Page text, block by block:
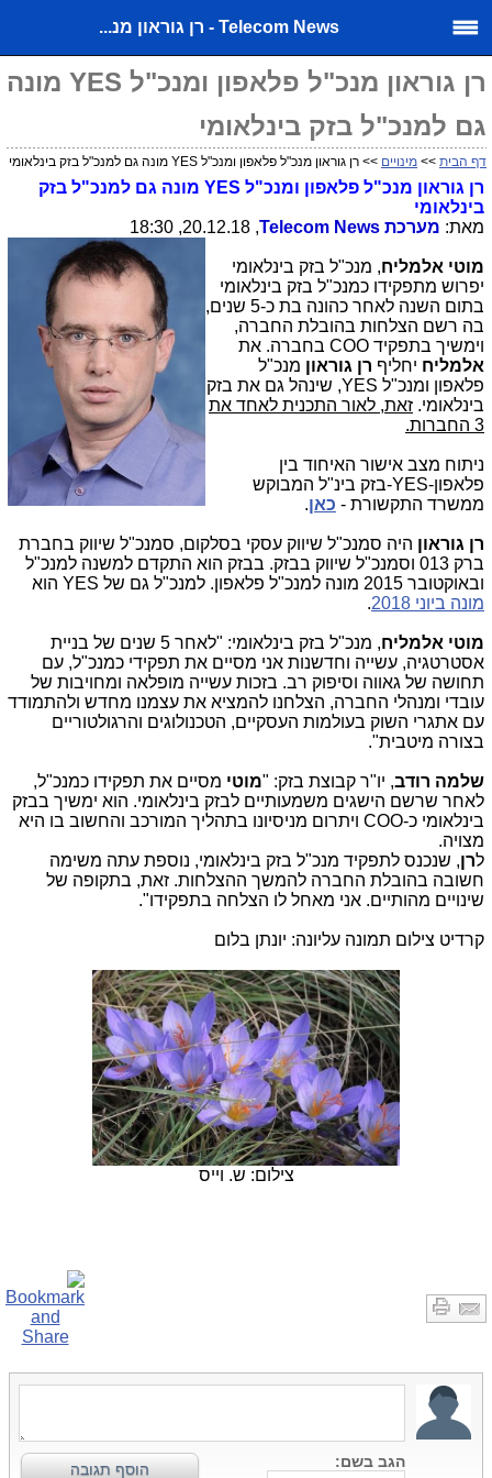
Telecom News - רן גוראון מנ...
רן גוראון מנכ"ל פלאפון ומנכ"ל YES מונה
גם למנכ"ל בזק בינלאומי
דף הבית >> מינויים >> רן גוראון מנכ"ל פלאפון ומנכ"ל YES מונה גם למנכ"ל בזק בינלאומי
רן גוראון מנכ"ל פלאפון ומנכ"ל YES מונה גם למנכ"ל בזק
בינלאומי
מאת: מערכת Telecom News
, 20.12.18, 18:30
מוטי אלמליח, מנכ"ל בזק בינלאומי
יפרוש מתפקידו כמנכ"ל בזק בינלאומי
בתום השנה לאחר כהונה בת כ-5 שנים,
בה רשם הצלחות בהובלת החברה,
וימשיך בתפקיד COO בחברה. את
אלמליח יחליף רן גוראון מנכ"ל
פלאפון ומנכ"ל YES, שינהל גם את בזק
בינלאומי. זאת, לאור התכנית לאחד את
3 החברות.
ניתוח מצב אישור האיחוד בין
פלאפון-YES-בזק בינ"ל המבוקש
ממשרד התקשורת - כאן.
רן גוראון היה סמנכ"ל שיווק עסקי בסלקום, סמנכ"ל שיווק בחברת
ברק 013 וסמנכ"ל שיווק בבזק. בבזק הוא התקדם למשנה למנכ"ל
ובאוקטובר 2015 מונה למנכ"ל פלאפון. למנכ"ל גם של
YES הוא
מונה ביוני 2018
.
מוטי אלמליח
, מנכ"ל בזק בינלאומי: "לאחר 5 שנים של בניית
אסטרטגיה, עשייה וחדשנות אני מסיים את תפקידי כמנכ"ל, עם
תחושה של גאווה וסיפוק רב. בזכות עשייה מופלאה ומחויבות של
עובדי ומנהלי החברה, הצלחנו להמציא את עצמנו מחדש ולהתמודד
עם אתגרי השוק בעולמות העסקיים, הטכנולוגים והרגולטוריים
בצורה מיטבית".
שלמה רודב, יו"ר קבוצת בזק: "מוטי מסיים את תפקידו כמנכ"ל,
לאחר שרשם הישגים משמעותיים לבזק בינלאומי. הוא ימשיך בבזק
בינלאומי כ-COO ויתרום מניסיונו בתהליך המורכב והחשוב בו היא
מצויה.
לרן, שנכנס לתפקיד מנכ"ל בזק בינלאומי, נוספת עתה משימה
חשובה בהובלת החברה להמשך ההצלחות. זאת, בתקופה של
שינויים מהותיים. אני מאחל לו הצלחה בתפקידו".
קרדיט צילום תמונה עליונה: יונתן בלום
צילום: ש. וייס